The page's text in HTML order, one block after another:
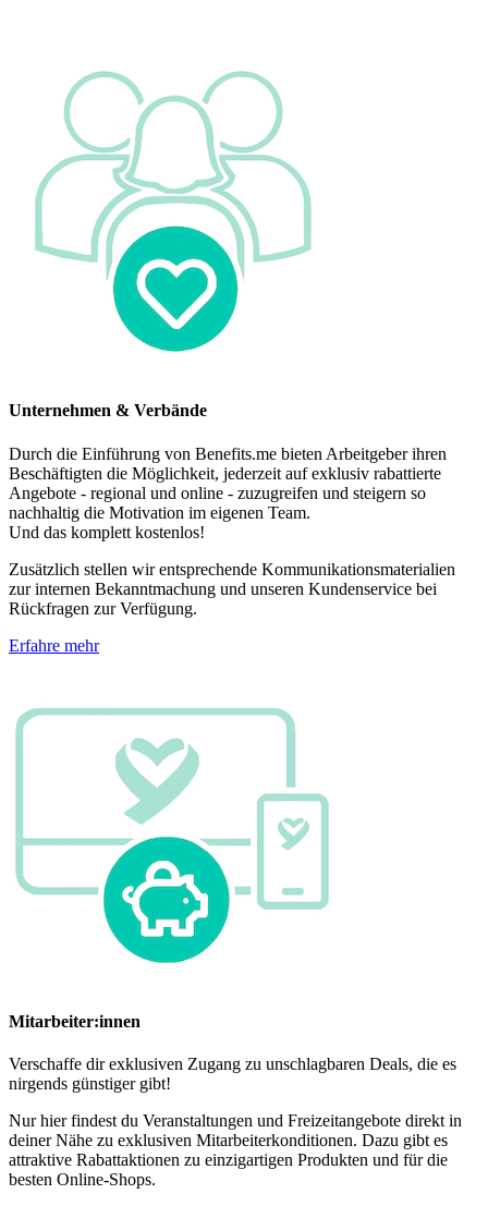
Unternehmen & Verbände
Durch die Einführung von Benefits.me bieten Arbeitgeber ihren
Beschäftigten die Möglichkeit, jederzeit auf exklusiv rabattierte
Angebote - regional und online - zuzugreifen und steigern so
nachhaltig die Motivation im eigenen Team.
Und das komplett kostenlos!
Zusätzlich stellen wir entsprechende Kommunikationsmaterialien
zur internen Bekanntmachung und unseren Kundenservice bei
Rückfragen zur Verfügung.
Erfahre mehr
Mitarbeiter:innen
Verschaffe dir exklusiven Zugang zu unschlagbaren Deals, die es
nirgends günstiger gibt!
Nur hier findest du Veranstaltungen und Freizeitangebote direkt in
deiner Nähe zu exklusiven Mitarbeiterkonditionen. Dazu gibt es
attraktive Rabattaktionen zu einzigartigen Produkten und für die
besten Online-Shops.